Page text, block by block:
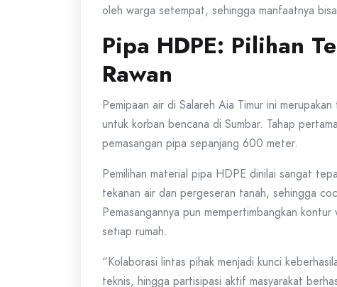
oleh warga setempat, sehingga manfaatnya
Pipa HDPE: Pilihan
Rawan
Pemipaan air di Salareh Aia Timur ini
untuk korban bencana di Sumbar. Tahap
pemasangan pipa sepanjang 600 meter.
Pemilihan material pipa HDPE dinilai sangat
tekanan air dan pergeseran tanah, sehingga
Pemasangannya pun mempertimbangkan
setiap rumah.
“Kolaborasi lintas pihak menjadi kunci
teknis, hingga partisipasi aktif masyarakat